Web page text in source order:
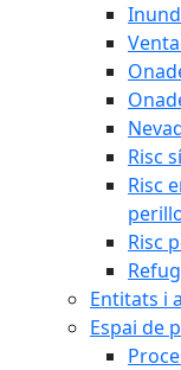
Risc
Risc
Risc
Entitats i
Espai de